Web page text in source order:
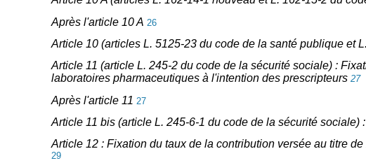
Après l'article 10 A 26
Article 10 (articles L. 5125-23 du code de la santé publique et
Article 11 (article L. 245-2 du code de la sécurité sociale) :
laboratoires pharmaceutiques à l'intention des prescripteurs 27
Après l'article 11 27
Article 11 bis (article L. 245-6-1 du code de la sécurité
Article 12 : Fixation du taux de la contribution versée au titre
29